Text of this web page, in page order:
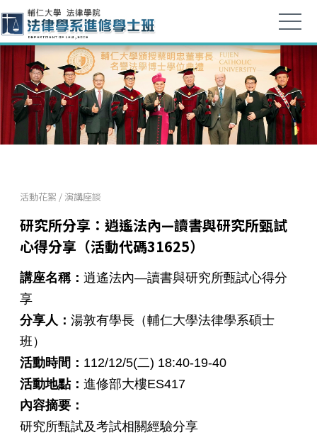
活動花絮 /演講座談
研究所分享：逍遙法內—讀書與研究所甄試
心得分享（活動代碼31625）
講座名稱：逍遙法內—讀書與研究所甄試心得分
享
分享人：湯敦有學長（輔仁大學法律學系碩士
班）
活動時間： 112/12/5(二) 18:40-19-40
活動地點：進修部大樓ES417
內容摘要：
研究所甄試及考試相關經驗分享